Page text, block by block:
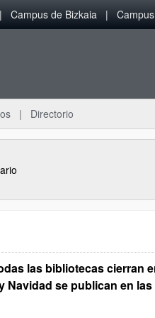
Campus de Bizkaia
Directorio
las bibliotecas cierran
Navidad se publican en